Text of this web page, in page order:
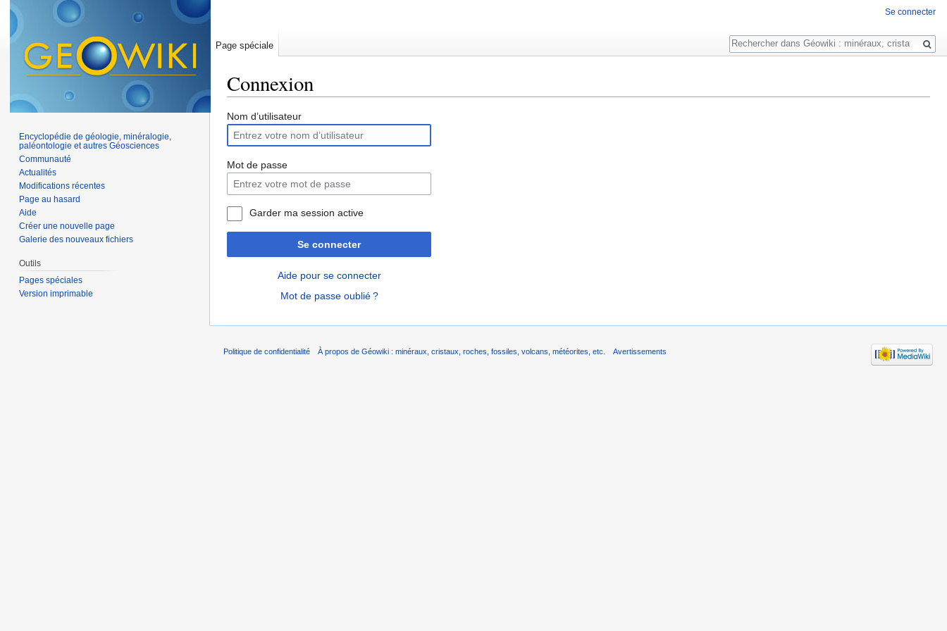
Connexion
Nom d’utilisateur
Mot de passe
Garder ma session active
Se connecter
Aide pour se connecter
Mot de passe oublié ?
Se connecter
Page spéciale
Rechercher
Encyclopédie de géologie, minéralogie,
paléontologie et autres Géosciences
Communauté
Actualités
Modifications récentes
Page au hasard
Aide
Créer une nouvelle page
Galerie des nouveaux fichiers
Outils
Pages spéciales
Version imprimable
Politique de confidentialité À propos de Géowiki : minéraux, cristaux, roches, fossiles, volcans, météorites, etc. Avertissements